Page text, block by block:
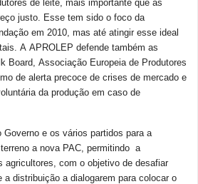
de leite, mais importante que as
justo. Esse tem sido o foco da
em 2010, mas até atingir esse ideal
A APROLEP defende também as
Board, Associação Europeia de Produtores
de alerta precoce de crises de mercado e
da produção em caso de
e os vários partidos para a
a nova PAC, permitindo a
agricultores, com o objetivo de desafiar
distribuição a dialogarem para colocar o